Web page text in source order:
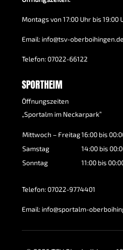
Montags von 17:00 Uhr bis 19:00
Email: info@tsv-oberboihingen.de
Telefon: 07022-66122
SPORTHEIM
Öffnungszeiten
„Sportalm im Neckarpark“
Mittwoch – Freitag16:00 bis
Samstag
14:00 bis
Sonntag
11:00 bis
Telefon: 07022-9774401
Email: info@sportalm-